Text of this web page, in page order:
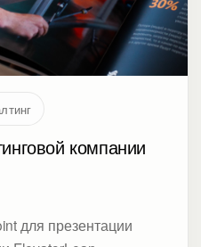
компании
для презентации